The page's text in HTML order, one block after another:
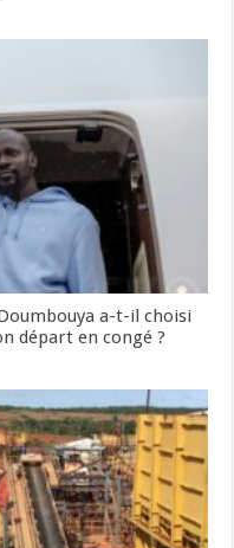
a-t-il choisi
départ en congé ?